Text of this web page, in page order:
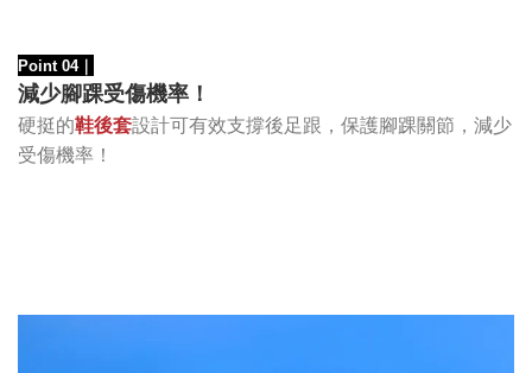
Point 04｜
減少腳踝受傷機率！
硬挺的鞋後套設計可有效支撐後足跟，保護腳踝關節，減少
受傷機率！